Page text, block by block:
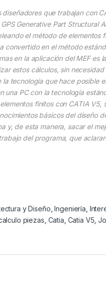
que trabajan con
Generative Part Structural
el método de elementos
convertido en el método
en la aplicación del MEF es
estos cálculos, sin
tecnología que hace posible
una PC con la tecnología
finitos con CATIA
básicos del diseño
y, de esta manera, sacar el
del programa, que
y Diseño ,Ingeniería
piezas Catia Catia V5 ,